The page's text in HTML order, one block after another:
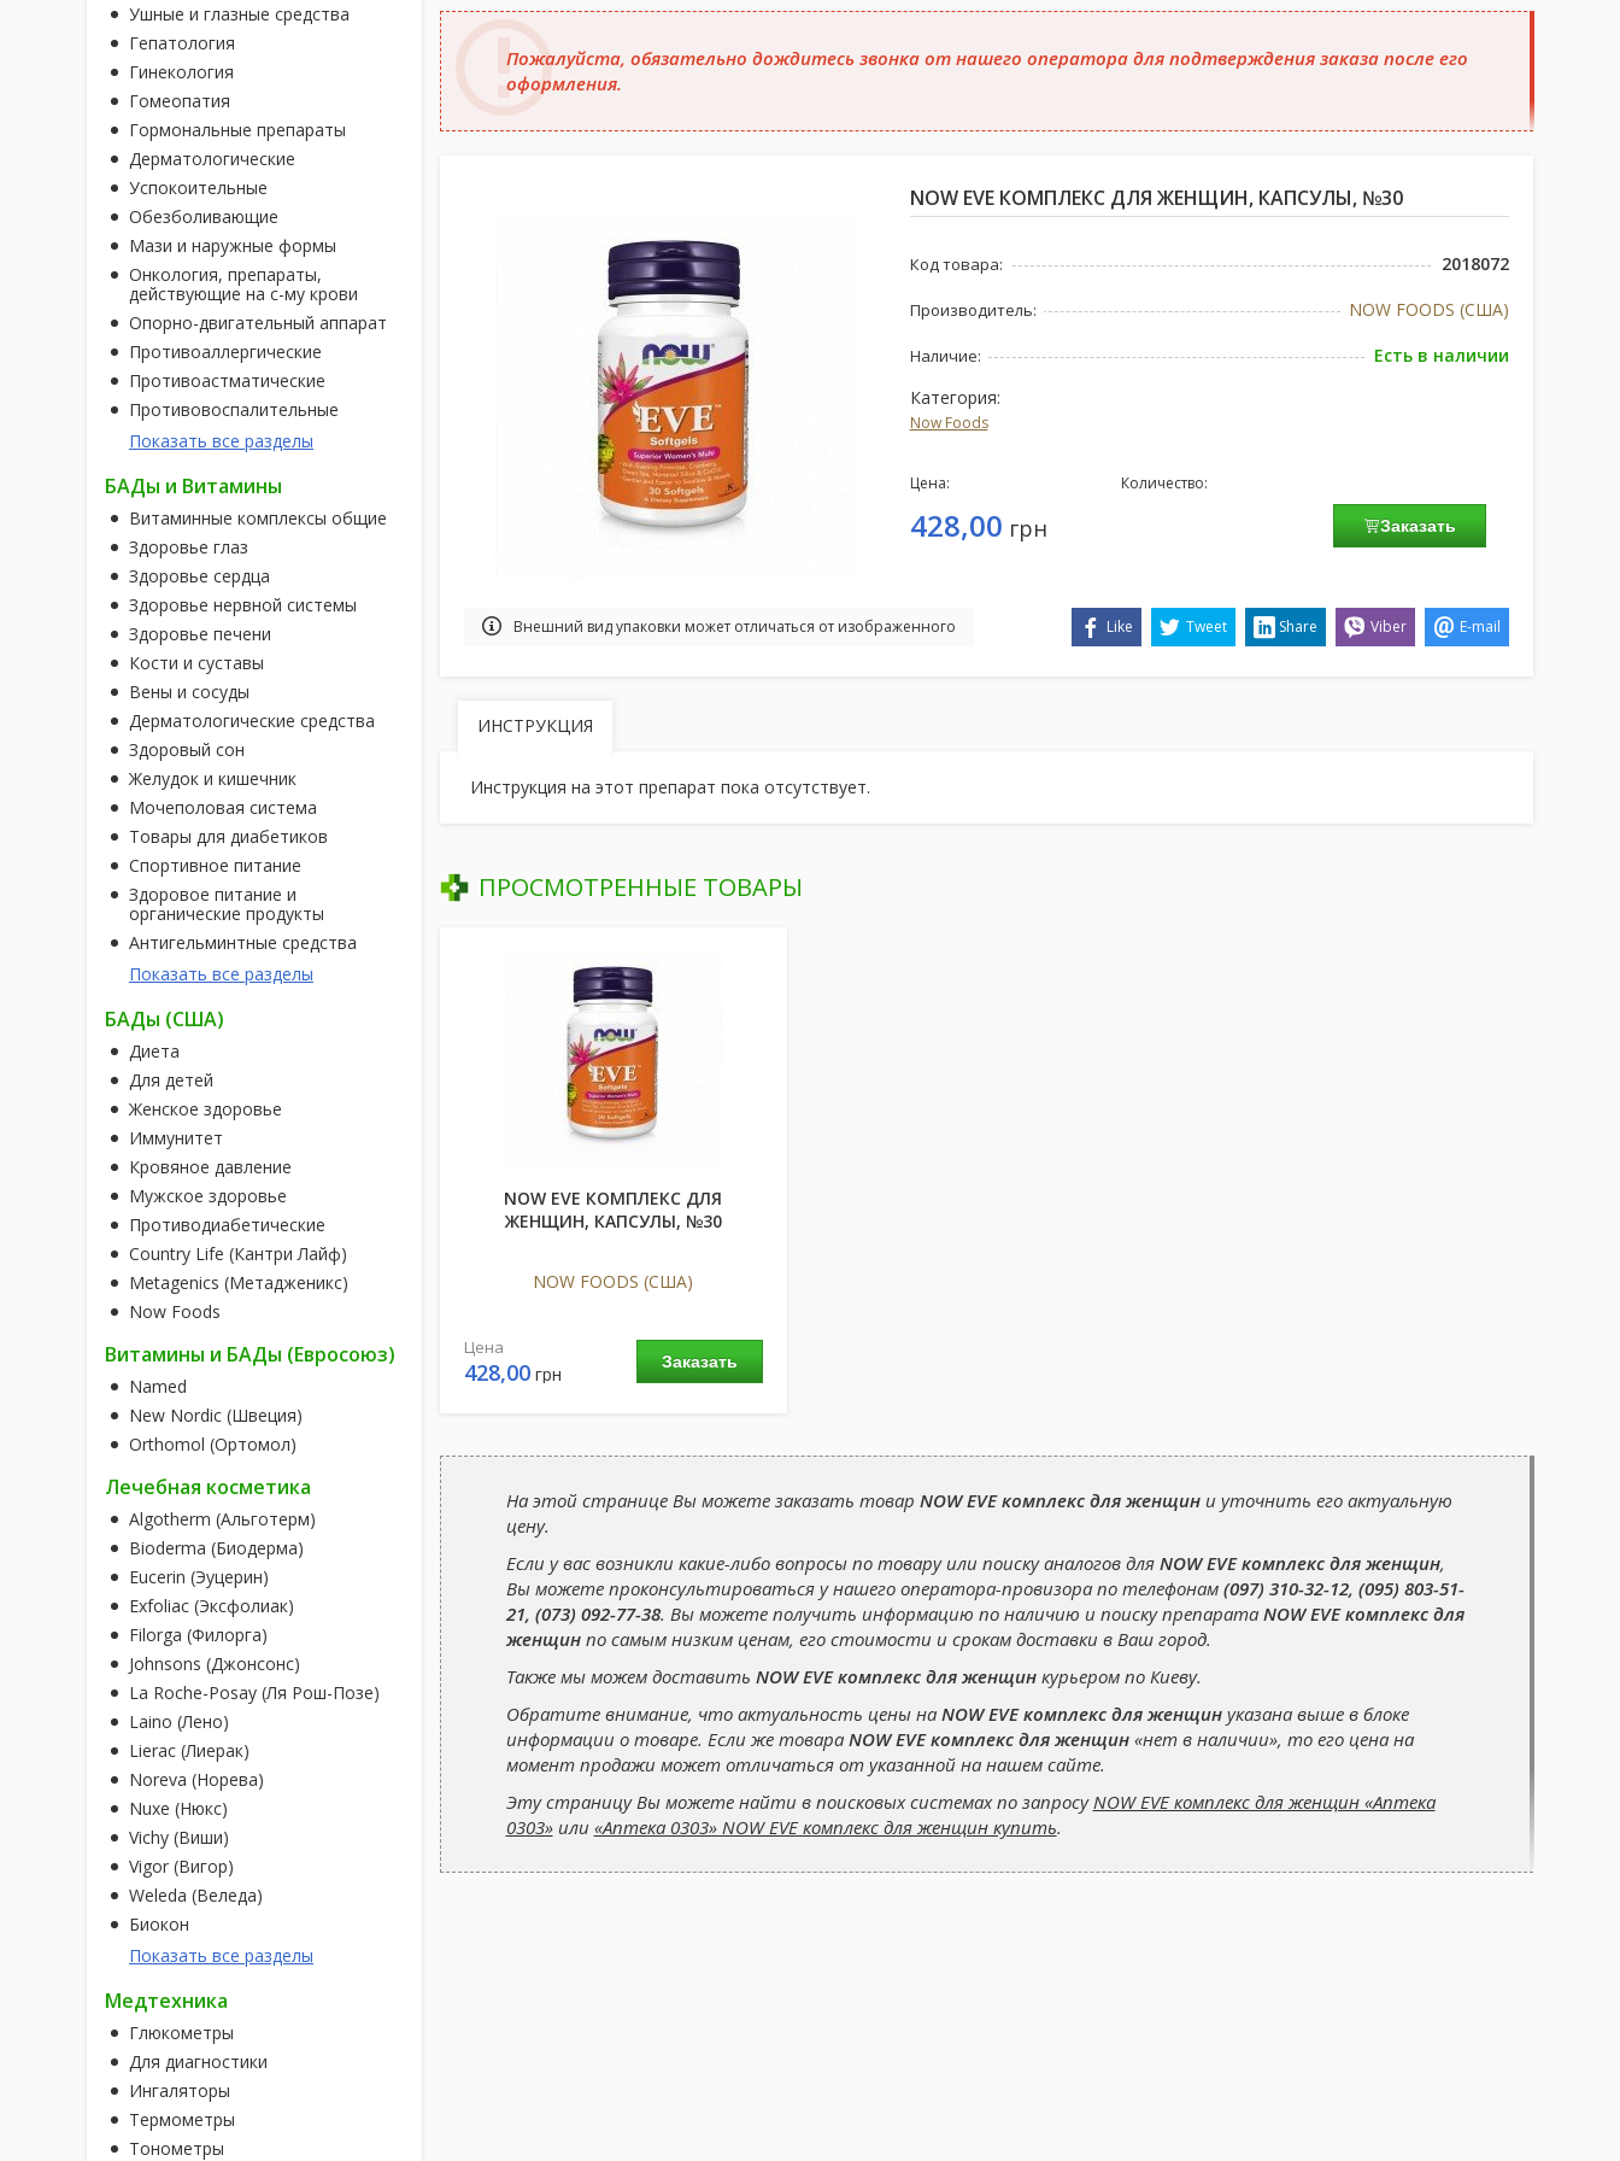
Ушные и глазные средства
Гепатология
Гинекология
Гомеопатия
Гормональные препараты
Дерматологические
Успокоительные
Обезболивающие
Мази и наружные формы
Онкология, препараты,
действующие на с-му крови
Опорно-двигательный аппарат
Противоаллергические
Противоастматические
Противовоспалительные
Показать все разделы
БАДы и Витамины
Витаминные комплексы общие
Здоровье глаз
Здоровье сердца
Здоровье нервной системы
Здоровье печени
Кости и суставы
Вены и сосуды
Дерматологические средства
Здоровый сон
Желудок и кишечник
Мочеполовая система
Товары для диабетиков
Спортивное питание
Здоровое питание и
органические продукты
Антигельминтные средства
Показать все разделы
БАДы (США)
Диета
Для детей
Женское здоровье
Иммунитет
Кровяное давление
Мужское здоровье
Противодиабетические
Country Life (Кантри Лайф)
Metagenics (Метадженикс)
Now Foods
Витамины и БАДы (Евросоюз)
Named
New Nordic (Швеция)
Orthomol (Ортомол)
Лечебная косметика
Algotherm (Альготерм)
Bioderma (Биодерма)
Eucerin (Эуцерин)
Exfoliac (Эксфолиак)
Filorga (Филорга)
Johnsons (Джонсонс)
La Roche-Posay (Ля Рош-Позе)
Laino (Лено)
Lierac (Лиерак)
Noreva (Норева)
Nuxe (Нюкс)
Vichy (Виши)
Vigor (Вигор)
Weleda (Веледа)
Биокон
Показать все разделы
Медтехника
Глюкометры
Для диагностики
Ингаляторы
Термометры
Тонометры
Пожалуйста, обязательно дождитесь звонка от нашего оператора для подтверждения заказа после его
оформления.
NOW EVE КОМПЛЕКС ДЛЯ ЖЕНЩИН, КАПСУЛЫ, №30
Код товара: 2018072
Производитель: NOW FOODS (США)
Наличие:
Есть в наличии
Категория:
Now Foods
Цена:
428,00 грн
Количество:
Заказать
Внешний вид упаковки может отличаться от изображенного Like Tweet Share Viber E-mail
ИНСТРУКЦИЯ
Инструкция на этот препарат пока отсутствует.
ПРОСМОТРЕННЫЕ ТОВАРЫ
NOW EVE КОМПЛЕКС ДЛЯ
ЖЕНЩИН, КАПСУЛЫ, №30
NOW FOODS (США)
Заказать
Цена
428,00грн
На этой странице Вы можете заказать товар NOW EVE комплекс для женщини уточнить его актуальную
цену.
Если у вас возникли какие-либо вопросы по товару или поиску аналогов для NOW EVE комплекс для женщин,
Вы можете проконсультироваться у нашего оператора-провизора по телефонам (097) 310-32-12, (095) 803-51-
21, (073) 092-77-38. Вы можете получить информацию по наличию и поиску препарата NOW EVE комплекс для
женщинпо самым низким ценам, его стоимости и срокам доставки в Ваш город.
Также мы можем доставить NOW EVE комплекс для женщинкурьером по Киеву.
Обратите внимание, что актуальность цены на NOW EVE комплекс для женщинуказана выше в блоке
информации о товаре. Если же товара NOW EVE комплекс для женщин«нет в наличии», то его цена на
момент продажи может отличаться от указанной на нашем сайте.
Эту страницу Вы можете найти в поисковых системах по запросу NOW EVE комплекс для женщин «Аптека
0303»или «Аптека 0303» NOW EVE комплекс для женщин купить.